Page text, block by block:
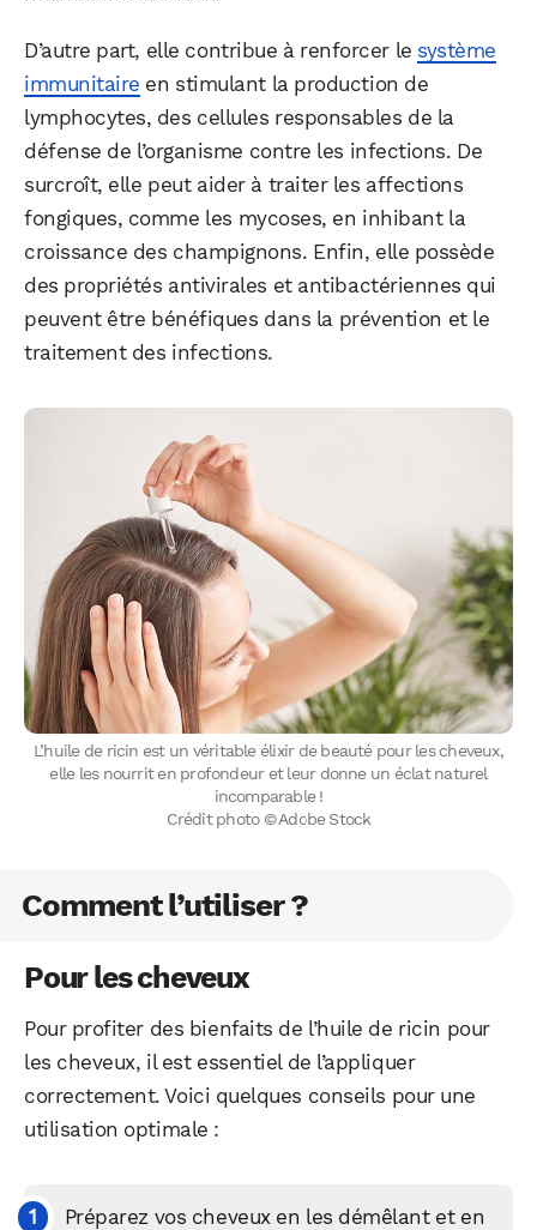
D’autre part, elle contribue à renforcer le système
immunitaire en stimulant la production de
lymphocytes, des cellules responsables de la
défense de l’organisme contre les infections. De
surcroît, elle peut aider à traiter les affections
fongiques, comme les mycoses, en inhibant la
croissance des champignons. Enfin, elle possède
des propriétés antivirales et antibactériennes qui
peuvent être bénéfiques dans la prévention et le
traitement des infections.
L’huile de ricin est un véritable élixir de beauté pour les cheveux,
elle les nourrit en profondeur et leur donne un éclat naturel
incomparable !
Crédit photo © Adobe Stock
Comment l’utiliser ?
Pour les cheveux
Pour profiter des bienfaits de l’huile de ricin pour
les cheveux, il est essentiel de l’appliquer
correctement. Voici quelques conseils pour une
utilisation optimale :
Préparez vos cheveux en les démêlant et en